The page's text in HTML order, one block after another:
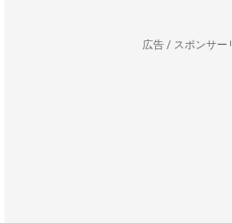
広告 / スポンサー